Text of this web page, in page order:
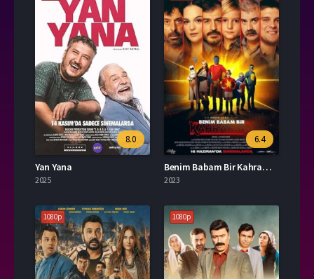
8.0
Yan Yana
2025
6.4
Benim Babam Bir Kahraman
2023
1080p 1080p